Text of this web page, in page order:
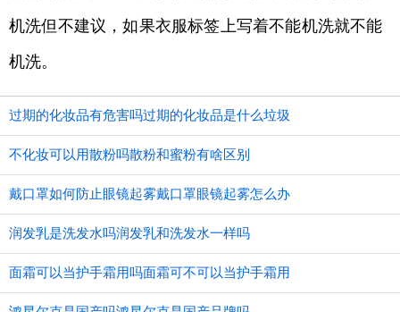
机洗但不建议，如果衣服标签上写着不能机洗就不能
机洗。
过期的化妆品有危害吗过期的化妆品是什么垃圾
不化妆可以用散粉吗散粉和蜜粉有啥区别
戴口罩如何防止眼镜起雾戴口罩眼镜起雾怎么办
润发乳是洗发水吗润发乳和洗发水一样吗
面霜可以当护手霜用吗面霜可不可以当护手霜用